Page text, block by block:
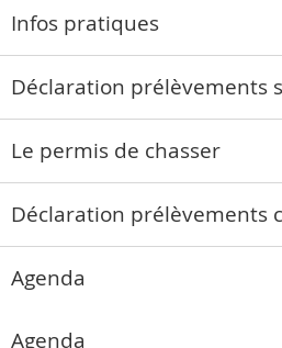
Infos pratiques
Déclaration prélèvements
Le permis de chasser
Déclaration prélèvements
Agenda
Agenda